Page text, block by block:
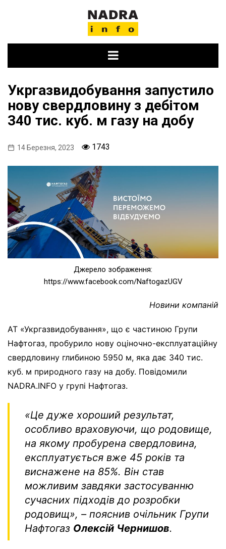
Укргазвидобування запустило
нову свердловину з дебітом
340 тис. куб. м газу на добу
14 Березня, 2023 1743
Джерело зображення:
https://www.facebook.com/NaftogazUGV
Новини компаній
АТ «Укргазвидобування», що є частиною Групи
Нафтогаз, пробурило нову оціночно-експлуатаційну
свердловину глибиною 5950 м, яка дає 340 тис.
куб. м природного газу на добу. Повідомили
NADRA.INFO у групі Нафтогаз.
«Це дуже хороший результат,
особливо враховуючи, що родовище,
на якому пробурена свердловина,
експлуатується вже 45 років та
виснажене на 85%. Він став
можливим завдяки застосуванню
сучасних підходів до розробки
родовищ», – пояснив очільник Групи
Нафтогаз Олексій Чернишов.